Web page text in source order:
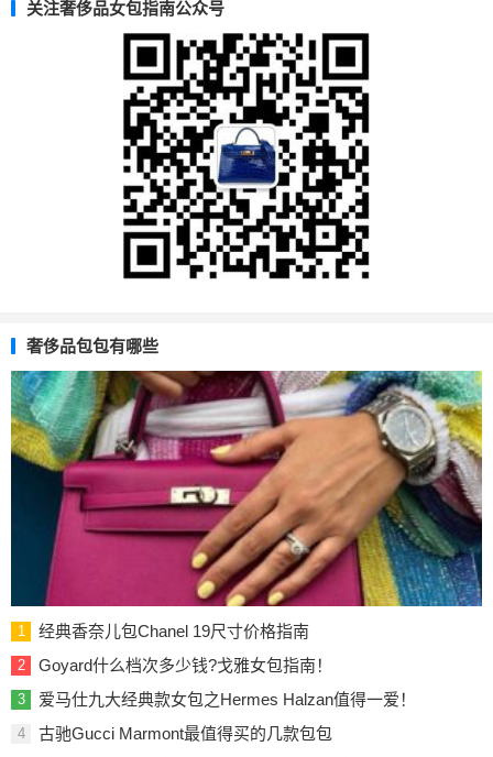
航
关注奢侈品女包指南公众号
奢侈品包包有哪些
1 经典香奈儿包Chanel 19尺寸价格指南
2 Goyard什么档次多少钱?戈雅女包指南！
3 爱马仕九大经典款女包之Hermes Halzan值得一爱！
4 古驰Gucci Marmont最值得买的几款包包